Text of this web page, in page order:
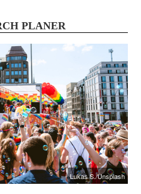
PLANER
Lukas S./Unsplash